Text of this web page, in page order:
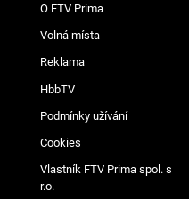
O FTV Prima
Volná místa
Reklama
HbbTV
Podmínky užívání
Cookies
Vlastník FTV Prima spol. s
r.o.